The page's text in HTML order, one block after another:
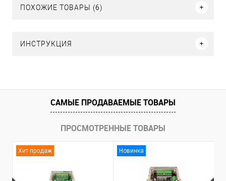
ПОХОЖИЕ ТОВАРЫ (6)
ИНСТРУКЦИЯ
САМЫЕ ПРОДАВАЕМЫЕ ТОВАРЫ
ПРОСМОТРЕННЫЕ ТОВАРЫ
Хит продаж Новинка